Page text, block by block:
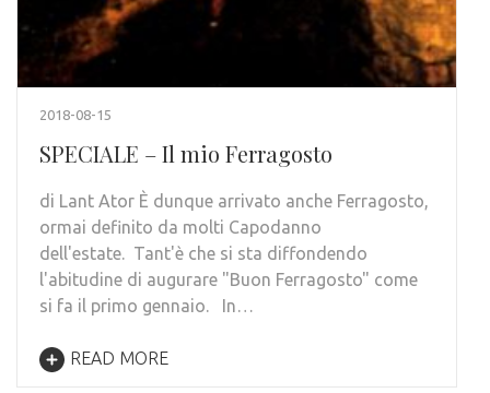
2018-08-15
SPECIALE – Il mio Ferragosto
di Lant Ator È dunque arrivato anche Ferragosto,
ormai definito da molti Capodanno
dell'estate. Tant'è che si sta diffondendo
l'abitudine di augurare "Buon Ferragosto" come
si fa il primo gennaio. In…
READ MORE